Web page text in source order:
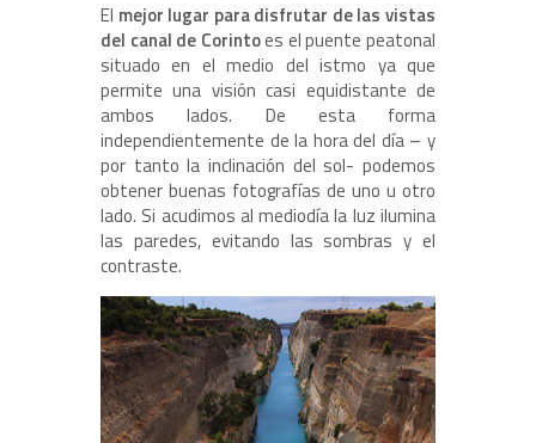
El mejor lugar para disfrutar de las vistas
del canal de Corintoes el puente peatonal
situado en el medio del istmo ya que
permite una visión casi equidistante de
ambos lados. De esta forma
independientemente de la hora del día – y
por tanto la inclinación del sol- podemos
obtener buenas fotografías de uno u otro
lado. Si acudimos al mediodía la luz ilumina
las paredes, evitando las sombras y el
contraste.